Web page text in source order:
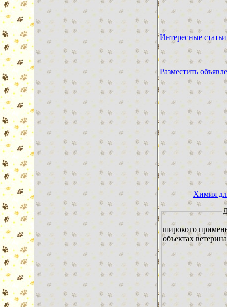
Интересные статьи
Разместить
Химия
широкого
объектах